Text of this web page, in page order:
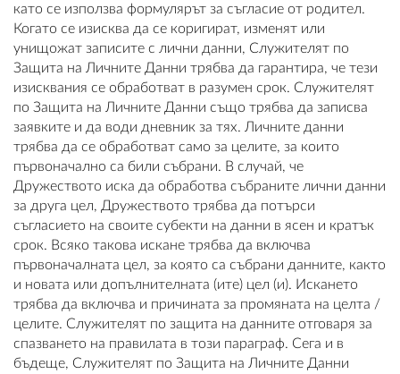
като се използва формулярът за съгласие от родител.
Когато се изисква да се коригират, изменят или
унищожат записите с лични данни, Служителят по
Защита на Личните Данни трябва да гарантира, че тези
изисквания се обработват в разумен срок. Служителят
по Защита на Личните Данни също трябва да записва
заявките и да води дневник за тях. Личните данни
трябва да се обработват само за целите, за които
първоначално са били събрани. В случай, че
Дружеството иска да обработва събраните лични данни
за друга цел, Дружеството трябва да потърси
съгласието на своите субекти на данни в ясен и кратък
срок. Всяко такова искане трябва да включва
първоначалната цел, за която са събрани данните, както
и новата или допълнителната (ите) цел (и). Искането
трябва да включва и причината за промяната на целта /
целите. Служителят по защита на данните отговаря за
спазването на правилата в този параграф. Сега и в
бъдеще, Служителят по Защита на Личните Данни